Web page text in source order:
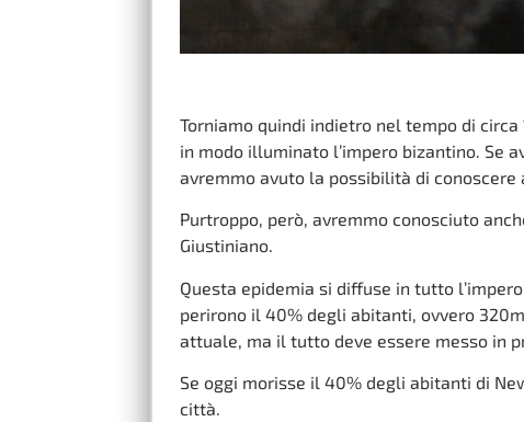
Torniamo quindi indietro nel tempo di
in modo illuminato l’impero bizantino. Se
avremmo avuto la possibilità di conoscere
Purtroppo, però, avremmo conosciuto
Giustiniano.
Questa epidemia si diffuse in tutto
perirono il 40% degli abitanti, ovvero
attuale, ma il tutto deve essere messo in
Se oggi morisse il 40% degli abitanti di
città.